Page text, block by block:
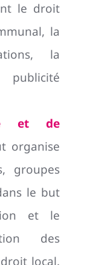
le droit
la
la
publicité
et de
organise
groupes
le but
et le
des
local.